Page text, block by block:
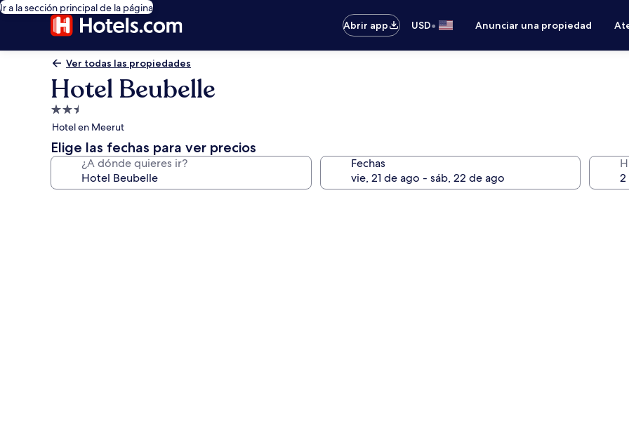
Ir a la sección principal de la página
Abrir app
USD• Anunciar una propiedad
Ver todas las propiedades
Hotel Beubelle
Propiedad
de
2.5
estrellas
Hotel en Meerut
Elige las fechas para ver precios
¿A dónde quieres ir? Fechas